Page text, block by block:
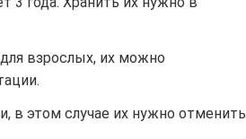
взрослых, их можно
в этом случае их нужно отменить